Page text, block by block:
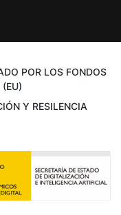
POR LOS FONDOS
(EU)
Y RESILENCIA